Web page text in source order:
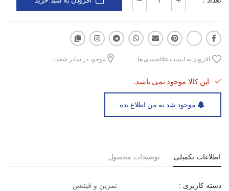
افزودن به لیست علاقه‌مندی ها موجود در سایر شعب
این کالا موجود نمی باشد.
موجود شد به من اطلاع بده
اطلاعات تکمیلی توضیحات محصول
دسته کاربری : تمرین و فیتنس